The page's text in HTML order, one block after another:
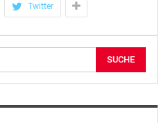
Twitter